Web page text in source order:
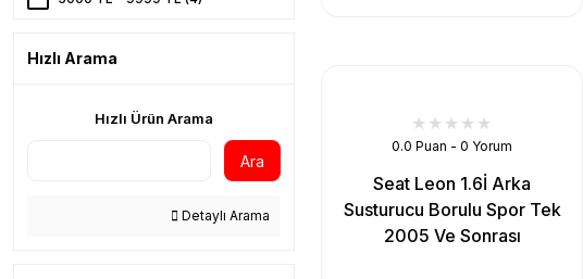
Hızlı Arama
Hızlı Ürün Arama
Ara
Detaylı Arama
0.0 Puan - 0 Yorum
Seat Leon 1.6İ Arka
Susturucu Borulu Spor Tek
2005 Ve Sonrası